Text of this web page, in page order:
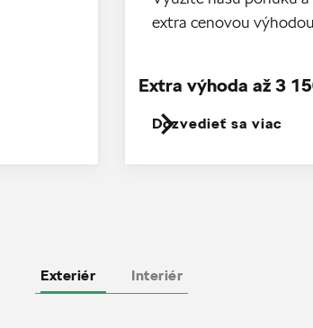
extra cenovou výhodou
Dozvedieť sa viac
Extra výhoda až 3
Exteriér Interiér